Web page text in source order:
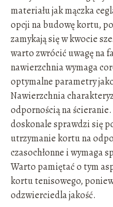
materiału jak mączka
opcji na budowę kortu,
zamykają się w kwocie
warto zwrócić uwagę na
nawierzchnia wymaga
optymalne parametry
Nawierzchnia
odpornością na
doskonale sprawdzi się
utrzymanie kortu na
czasochłonne i wymaga
Warto pamiętać o tym
kortu tenisowego,
odzwierciedla jakość.